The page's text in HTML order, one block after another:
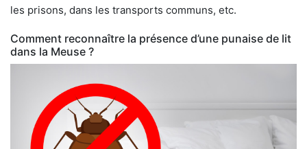
les prisons, dans les transports communs, etc.
Comment reconnaître la présence d’une punaise de lit
dans la Meuse ?